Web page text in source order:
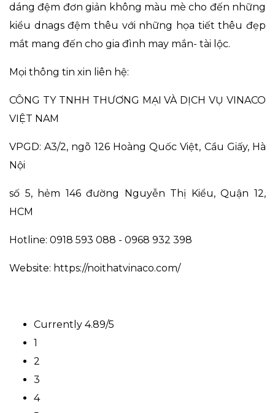
dáng đệm đơn giản không màu mè cho đến những
kiểu dnags đệm thêu với những họa tiết thêu đẹp
mắt mang đến cho gia đình may mắn- tài lộc.
Mọi thông tin xin liên hệ:
CÔNG TY TNHH THƯƠNG MẠI VÀ DỊCH VỤ VINACO
VIỆT NAM
VPGD: A3/2, ngõ 126 Hoàng Quốc Việt, Cầu Giấy, Hà
Nội
số 5, hẻm 146 đường Nguyễn Thị Kiểu, Quận 12,
HCM
Hotline: 0918 593 088 - 0968 932 398
Website: https://noithatvinaco.com/
Currently 4.89/5
1
2
3
4